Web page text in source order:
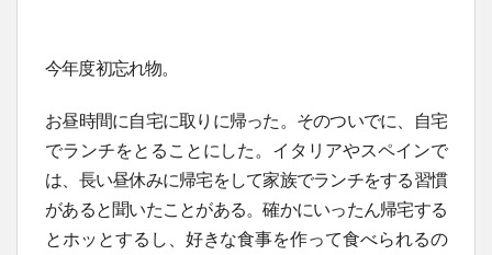
今年度初忘れ物。
お昼時間に自宅に取りに帰った。そのついでに、自宅
でランチをとることにした。イタリアやスペインで
は、長い昼休みに帰宅をして家族でランチをする習慣
があると聞いたことがある。確かにいったん帰宅する
とホッとするし、好きな食事を作って食べられるの